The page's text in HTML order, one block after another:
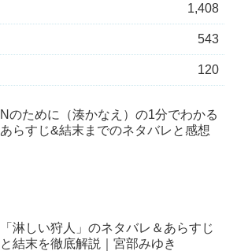
1,408
543
120
Nのために（湊かなえ）の1分でわかる
あらすじ&結末までのネタバレと感想
「淋しい狩人」のネタバレ＆あらすじ
と結末を徹底解説｜宮部みゆき